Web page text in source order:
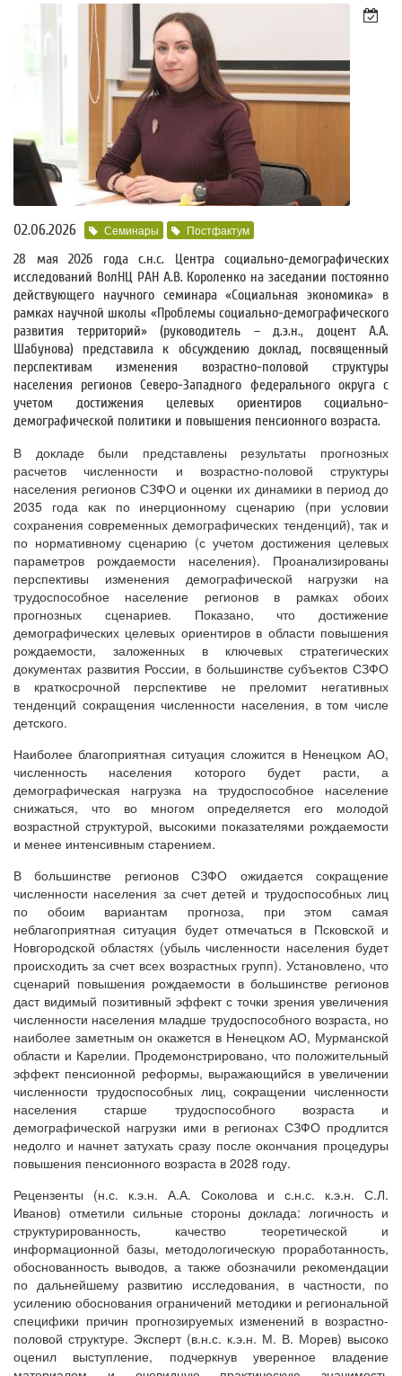
02.06.2026 Семинары Постфактум
28 мая 2026 года с.н.с. Центра социально-демографических
исследований ВолНЦ РАН А.В. Короленко на заседании постоянно
действующего научного семинара «Социальная экономика» в
рамках научной школы «Проблемы социально-демографического
развития территорий» (руководитель – д.э.н., доцент А.А.
Шабунова) представила к обсуждению доклад, посвященный
перспективам изменения возрастно-половой структуры
населения регионов Северо-Западного федерального округа с
учетом достижения целевых ориентиров социально-
демографической политики и повышения пенсионного возраста.
В докладе были представлены результаты прогнозных
расчетов численности и возрастно-половой структуры
населения регионов СЗФО и оценки их динамики в период до
2035 года как по инерционному сценарию (при условии
сохранения современных демографических тенденций), так и
по нормативному сценарию (с учетом достижения целевых
параметров рождаемости населения). Проанализированы
перспективы изменения демографической нагрузки на
трудоспособное население регионов в рамках обоих
прогнозных сценариев. Показано, что достижение
демографических целевых ориентиров в области повышения
рождаемости, заложенных в ключевых стратегических
документах развития России, в большинстве субъектов СЗФО
в краткосрочной перспективе не преломит негативных
тенденций сокращения численности населения, в том числе
детского.
Наиболее благоприятная ситуация сложится в Ненецком АО,
численность населения которого будет расти, а
демографическая нагрузка на трудоспособное население
снижаться, что во многом определяется его молодой
возрастной структурой, высокими показателями рождаемости
и менее интенсивным старением.
В большинстве регионов СЗФО ожидается сокращение
численности населения за счет детей и трудоспособных лиц
по обоим вариантам прогноза, при этом самая
неблагоприятная ситуация будет отмечаться в Псковской и
Новгородской областях (убыль численности населения будет
происходить за счет всех возрастных групп). Установлено, что
сценарий повышения рождаемости в большинстве регионов
даст видимый позитивный эффект с точки зрения увеличения
численности населения младше трудоспособного возраста, но
наиболее заметным он окажется в Ненецком АО, Мурманской
области и Карелии. Продемонстрировано, что положительный
эффект пенсионной реформы, выражающийся в увеличении
численности трудоспособных лиц, сокращении численности
населения старше трудоспособного возраста и
демографической нагрузки ими в регионах СЗФО продлится
недолго и начнет затухать сразу после окончания процедуры
повышения пенсионного возраста в 2028 году.
Рецензенты (н.с. к.э.н. А.А. Соколова и с.н.с. к.э.н. С.Л.
Иванов) отметили сильные стороны доклада: логичность и
структурированность, качество теоретической и
информационной базы, методологическую проработанность,
обоснованность выводов, а также обозначили рекомендации
по дальнейшему развитию исследования, в частности, по
усилению обоснования ограничений методики и региональной
специфики причин прогнозируемых изменений в возрастно-
половой структуре. Эксперт (в.н.с. к.э.н. М. В. Морев) высоко
оценил выступление, подчеркнув уверенное владение